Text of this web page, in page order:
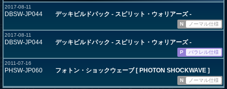
2017-08-11
DBSW-JP044 デッキビルドパック - スピリット・ウォリアーズ -
N
ノーマル仕様
2017-08-11
DBSW-JP044 デッキビルドパック - スピリット・ウォリアーズ -
P
パラレル仕様
2011-07-16
PHSW-JP060 フォトン・ショックウェーブ [ PHOTON SHOCKWAVE ]
N ノーマル仕様